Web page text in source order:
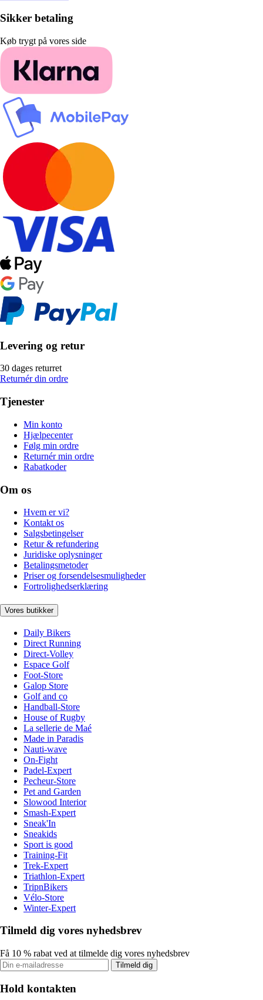
Sikker betaling
Køb trygt på vores side
Levering og retur
30 dages returret
Returnér din ordre
Tjenester
Min konto
Hjælpecenter
Følg min ordre
Returnér min ordre
Rabatkoder
Om os
Hvem er vi?
Kontakt os
Salgsbetingelser
Retur & refundering
Juridiske oplysninger
Betalingsmetoder
Priser og forsendelsesmuligheder
Fortrolighedserklæring
Vores butikker
Daily Bikers
Direct Running
Direct-Volley
Espace Golf
Foot-Store
Galop Store
Golf and co
Handball-Store
House of Rugby
La sellerie de Maé
Made in Paradis
Nauti-wave
On-Fight
Padel-Expert
Pecheur-Store
Pet and Garden
Slowood Interior
Smash-Expert
Sneak'In
Sneakids
Sport is good
Training-Fit
Trek-Expert
Triathlon-Expert
TripnBikers
Vélo-Store
Winter-Expert
Tilmeld dig vores nyhedsbrev
Få 10 % rabat ved at tilmelde dig vores nyhedsbrev
Tilmeld dig
Hold kontakten